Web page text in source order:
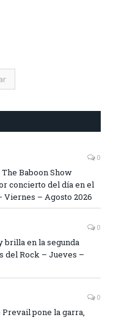
0
Baboon Show
concierto del día en el
Viernes – Agosto 2026
0
brilla en la segunda
del Rock – Jueves –
0
pone la garra,